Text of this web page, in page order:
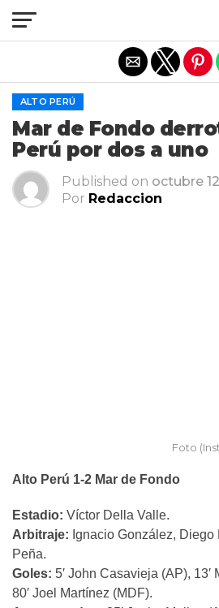
ALTO PERÚ
Mar de Fondo
Perú por dos a uno
Published on octubre
Por Redaccion
Foto
Alto Perú 1-2 Mar de Fondo
Estadio: Víctor Della Valle.
Arbitraje: Ignacio González,
Peña.
Goles: 5′ John Casavieja (AP),
80′ Joel Martínez (MDF).